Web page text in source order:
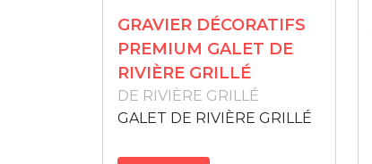
GRAVIER DÉCORATIFS
PREMIUM GALET DE
RIVIÈRE GRILLÉ
DE RIVIÈRE GRILLÉ
GALET DE RIVIÈRE GRILLÉ